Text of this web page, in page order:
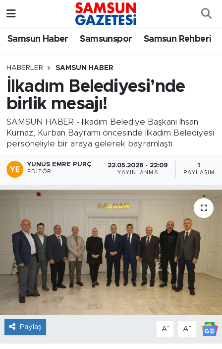
Samsun Haber Samsunspor Samsun Rehberi
HABERLER SAMSUN HABER
İlkadım Belediyesi’nde
birlik mesajı!
SAMSUN HABER - İlkadım Belediye Başkanı İhsan
Kurnaz, Kurban Bayramı öncesinde İlkadım Belediyesi
personeliyle bir araya gelerek bayramlaştı.
YUNUS EMRE PURÇ
EDITÖR
22.05.2026 - 22:09
YAYINLANMA
1
PAYLAŞIM
Paylaş A- A+
Samsun Haber
Samsun Rehberi
Samsun Nöbetçi Eczaneler
SAMSUN Namaz Vakitleri
Samsun Trafik Yoğunluk Haritası
Süper Lig Puan Durumu ve Fikstür
Tüm Manşetler
Son Dakika Haberleri